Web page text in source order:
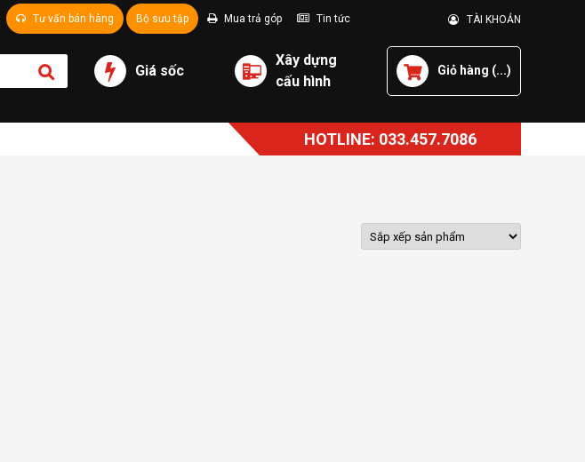
Tư vấn bán hàng Bộ sưu tập Mua trả góp Tin tức TÀI KHOẢN
Giá sốc
Xây dựng
cấu hình
Giỏ hàng (...)
HOTLINE: 033.457.7086